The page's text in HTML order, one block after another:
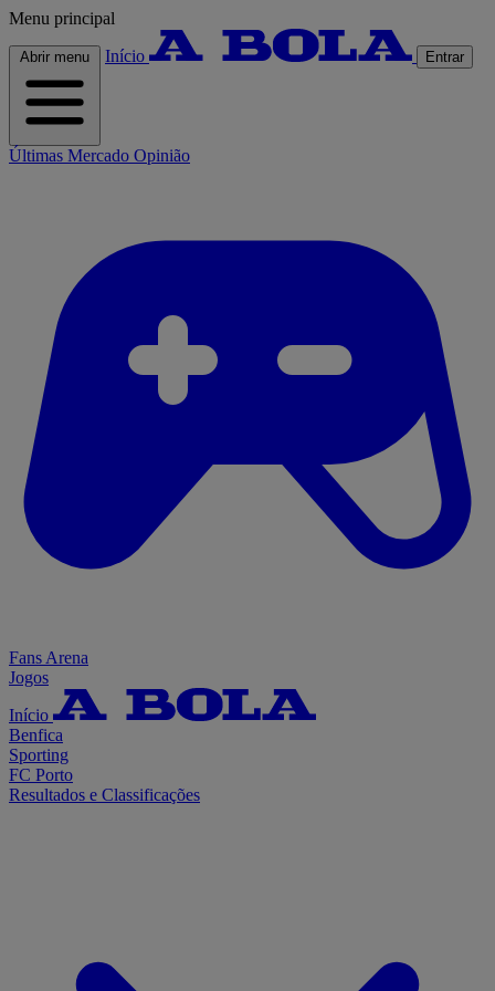
Menu principal
Abrir menu Início Entrar
Últimas Mercado Opinião
Fans Arena
Jogos
Início
Benfica
Sporting
FC Porto
Resultados e Classificações